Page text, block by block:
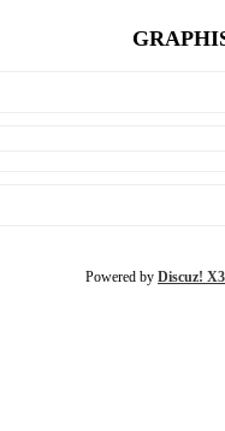
Powered by Discuz!